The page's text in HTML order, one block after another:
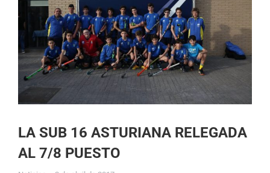
LA SUB 16 ASTURIANA RELEGADA
AL 7/8 PUESTO